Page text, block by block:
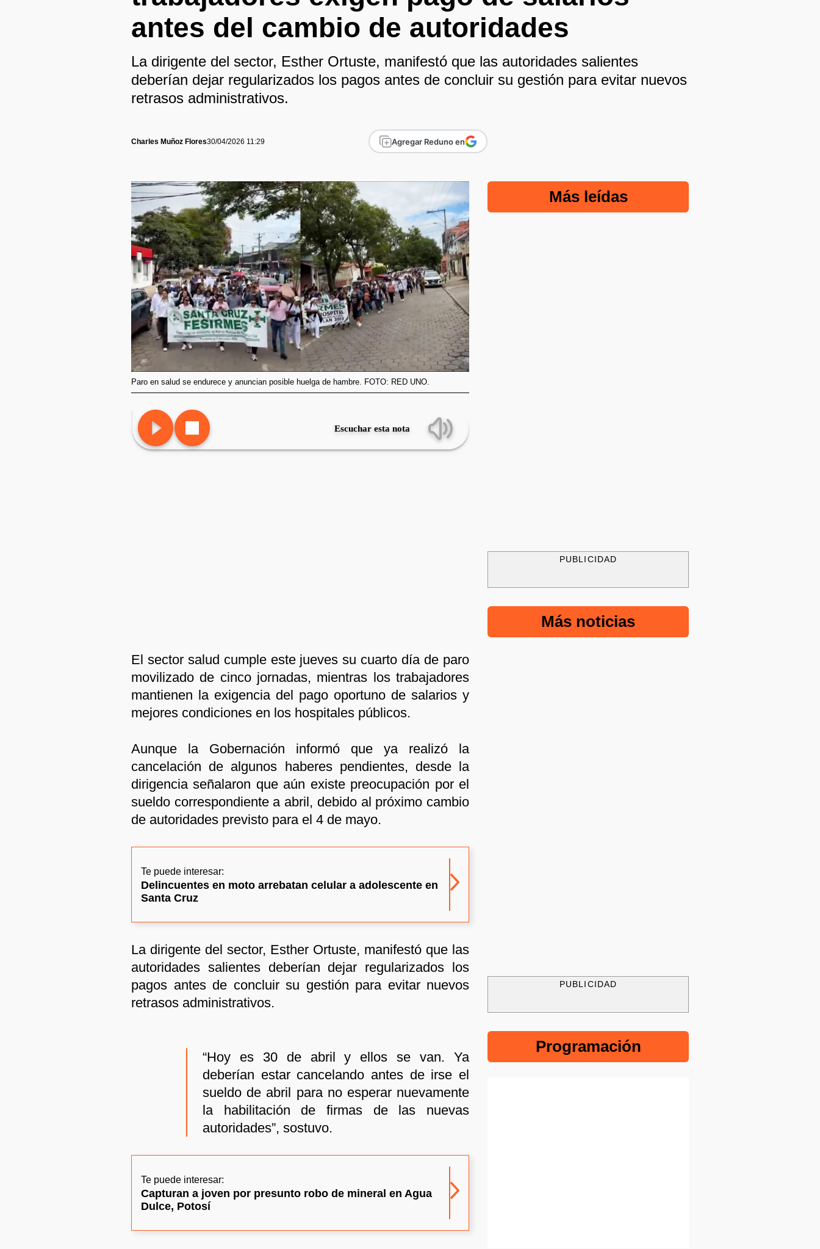
antes del cambio de autoridades
La dirigente del sector, Esther Ortuste, manifestó que las autoridades salientes
deberían dejar regularizados los pagos antes de concluir su gestión para evitar nuevos
retrasos administrativos.
Charles Muñoz Flores30/04/2026 11:29 Agregar Reduno en
Paro en salud se endurece y anuncian posible huelga de hambre. FOTO: RED UNO.
Escuchar esta nota
El sector salud cumple este jueves su cuarto día de paro
movilizado de cinco jornadas, mientras los trabajadores
mantienen la exigencia del pago oportuno de salarios y
mejores condiciones en los hospitales públicos.
Aunque la Gobernación informó que ya realizó la
cancelación de algunos haberes pendientes, desde la
dirigencia señalaron que aún existe preocupación por el
sueldo correspondiente a abril, debido al próximo cambio
de autoridades previsto para el 4 de mayo.
Te puede interesar:
Delincuentes en moto arrebatan celular a adolescente en
Santa Cruz
La dirigente del sector, Esther Ortuste, manifestó que las
autoridades salientes deberían dejar regularizados los
pagos antes de concluir su gestión para evitar nuevos
retrasos administrativos.
“Hoy es 30 de abril y ellos se van. Ya
deberían estar cancelando antes de irse el
sueldo de abril para no esperar nuevamente
la habilitación de firmas de las nuevas
autoridades”, sostuvo.
Te puede interesar:
Capturan a joven por presunto robo de mineral en Agua
Dulce, Potosí
Más leídas
PUBLICIDAD
Más noticias
PUBLICIDAD
Programación